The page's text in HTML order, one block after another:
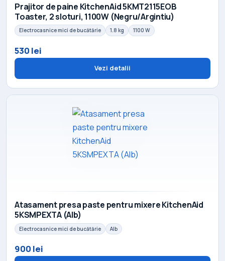
Prajitor de paine KitchenAid 5KMT2115EOB
Toaster, 2 sloturi, 1100W (Negru/Argintiu)
Electrocasnice mici de bucătărie 1.8 kg 1100 W
530 lei
Vezi detalii
Atasament presa paste pentru mixere KitchenAid
5KSMPEXTA (Alb)
Electrocasnice mici de bucătărie Alb
900 lei